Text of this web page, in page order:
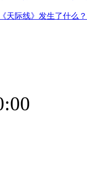
天际线》发生了什么？